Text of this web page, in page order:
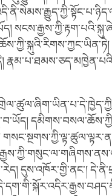
དུས་འཁོར་གྱི་ནང་།